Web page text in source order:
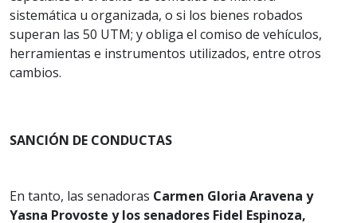
sistemática u organizada, o si los bienes robados
superan las 50 UTM; y obliga el comiso de vehículos,
herramientas e instrumentos utilizados, entre otros
cambios.
SANCIÓN DE CONDUCTAS
En tanto, las senadoras Carmen Gloria Aravena y
Yasna Provoste y los senadores Fidel Espinoza,